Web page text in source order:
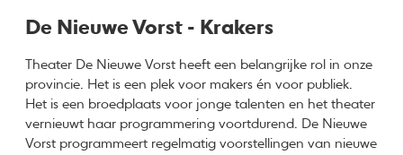
De Nieuwe Vorst - Krakers
Theater De Nieuwe Vorst heeft een belangrijke rol in onze
provincie. Het is een plek voor makers én voor publiek.
Het is een broedplaats voor jonge talenten en het theater
vernieuwt haar programmering voortdurend. De Nieuwe
Vorst programmeert regelmatig voorstellingen van nieuwe